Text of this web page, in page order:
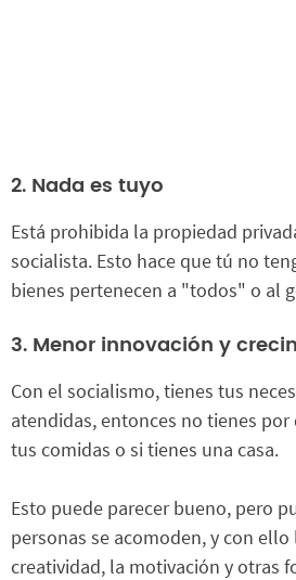
2. Nada es tuyo
Está prohibida la propiedad
socialista. Esto hace que tú no
bienes pertenecen a "todos" o al
3. Menor innovación y
Con el socialismo, tienes tus
atendidas, entonces no tienes
tus comidas o si tienes una casa.
Esto puede parecer bueno, pero
personas se acomoden, y con
creatividad, la motivación y otras